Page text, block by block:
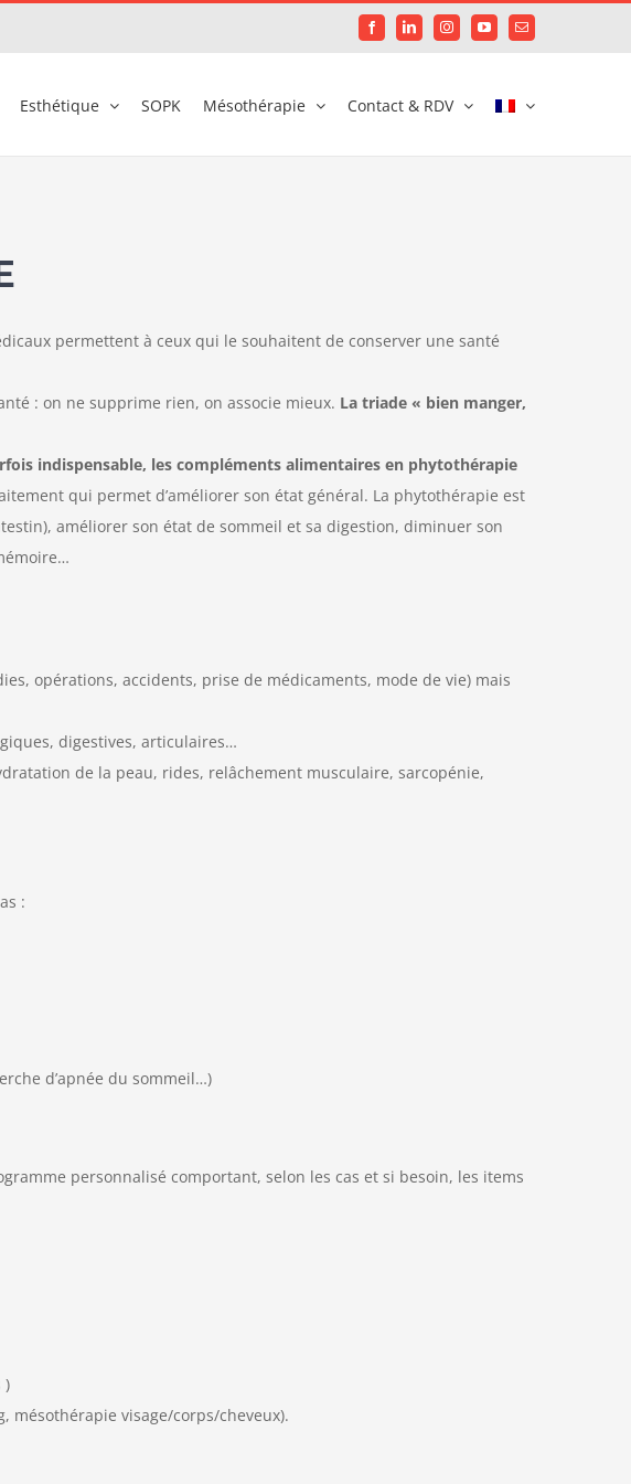
FacebookLinkedInInstagramYouTubeEmail
Esthétique SOPK Mésothérapie Contact & RDV
permettent à ceux qui le souhaitent de conserver une santé
: on ne supprime rien, on associe mieux. La triade « bien manger,
indispensable, les compléments alimentaires en phytothérapie
qui permet d’améliorer son état général. La phytothérapie est
améliorer son état de sommeil et sa digestion, diminuer son
opérations, accidents, prise de médicaments, mode de vie) mais
digestives, articulaires…
de la peau, rides, relâchement musculaire, sarcopénie,
:
d’apnée du sommeil…)
personnalisé comportant, selon les cas et si besoin, les items
)
mésothérapie visage/corps/cheveux).